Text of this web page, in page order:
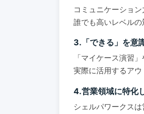
コミュニケーショ
誰でも高いレベルの
3.「できる」を意
「マイケース演習
実際に活用するアウ
4.営業領域に特化
シェルパワークスは